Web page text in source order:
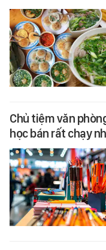
Chủ tiệm văn
học bán rất chạy